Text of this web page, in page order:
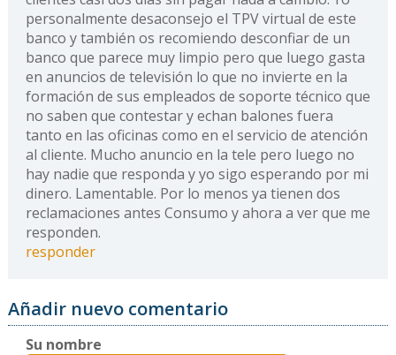
personalmente desaconsejo el TPV virtual de este
banco y también os recomiendo desconfiar de un
banco que parece muy limpio pero que luego gasta
en anuncios de televisión lo que no invierte en la
formación de sus empleados de soporte técnico que
no saben que contestar y echan balones fuera
tanto en las oficinas como en el servicio de atención
al cliente. Mucho anuncio en la tele pero luego no
hay nadie que responda y yo sigo esperando por mi
dinero. Lamentable. Por lo menos ya tienen dos
reclamaciones antes Consumo y ahora a ver que me
responden.
responder
Añadir nuevo comentario
Su nombre